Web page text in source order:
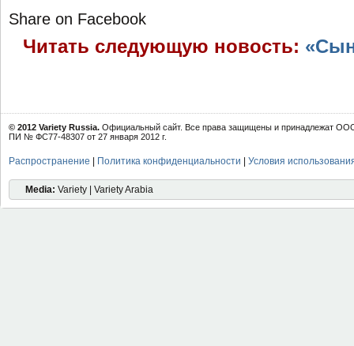
Share on Facebook
Читать следующую новость:
© 2012 Variety Russia. Официальный сайт. Все права защищены и принадлежат
ПИ № ФС77-48307 от 27 января 2012 г.
Распространение Политика конфиденциальности Условия
Media: Variety | Variety Arabia